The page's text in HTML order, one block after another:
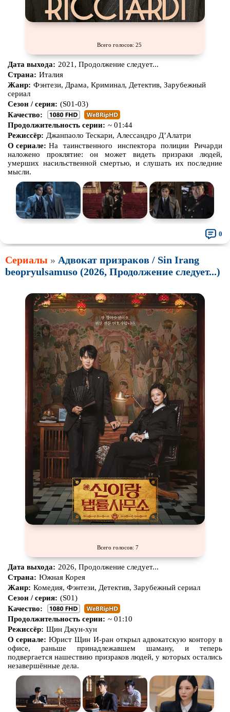
Всего голосов: 25
Дата выхода: 2021, Продолжение следует...
Страна: Италия
Жанр: Фэнтези, Драма, Криминал, Детектив, Зарубежный
сериал
Сезон / серия: (S01-03)
Качество:
Продолжительность серии: ~ 01:44
Режиссёр: Джанпаоло Тескари, Алессандро Д’Алатри
О сериале: На таинственного инспектора полиции Ричарди
наложено проклятие: он может видеть призраки людей,
умерших насильственной смертью, и слушать их последние
мысли.
0
Сериалы » Адвокат призраков / Sin Irang
beopryulsamuso (2026, Продолжение следует...)
Всего голосов: 7
Дата выхода: 2026, Продолжение следует...
Страна: Южная Корея
Жанр: Комедия, Фэнтези, Детектив, Зарубежный сериал
Сезон / серия: (S01)
Качество:
Продолжительность серии: ~ 01:10
Режиссёр: Щин Джун-хун
О сериале: Юрист Щин И-ран открыл адвокатскую контору в
офисе, раньше принадлежавшем шаману, и теперь
подвергается нашествию призраков людей, у которых остались
незавершённые дела.